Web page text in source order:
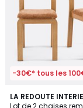
-30€* tous les
LA REDOUTE
Lot de 2 chaises
5
/
2